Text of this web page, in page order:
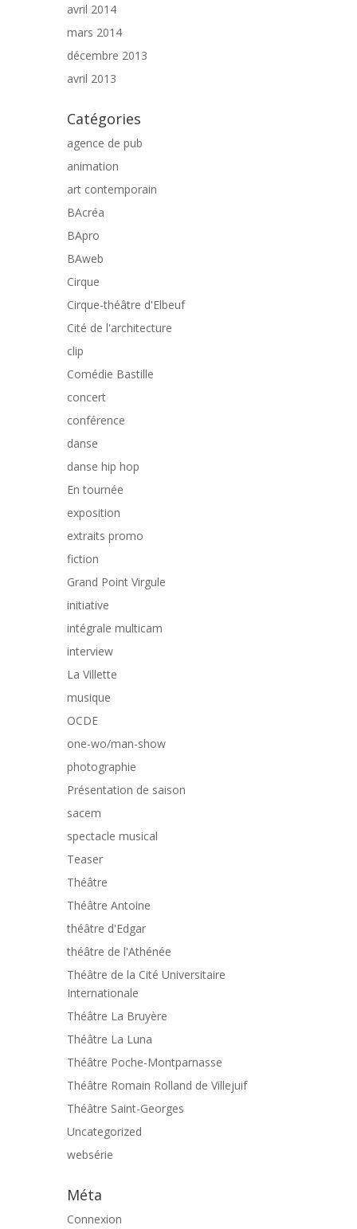
avril 2014
mars 2014
décembre 2013
avril 2013
Catégories
agence de pub
animation
art contemporain
BAcréa
BApro
BAweb
Cirque
Cirque-théâtre d'Elbeuf
Cité de l'architecture
clip
Comédie Bastille
concert
conférence
danse
danse hip hop
En tournée
exposition
extraits promo
fiction
Grand Point Virgule
initiative
intégrale multicam
interview
La Villette
musique
OCDE
one-wo/man-show
photographie
Présentation de saison
sacem
spectacle musical
Teaser
Théâtre
Théâtre Antoine
théâtre d'Edgar
théâtre de l'Athénée
Théâtre de la Cité Universitaire
Internationale
Théâtre La Bruyère
Théâtre La Luna
Théâtre Poche-Montparnasse
Théâtre Romain Rolland de Villejuif
Théâtre Saint-Georges
Uncategorized
websérie
Méta
Connexion